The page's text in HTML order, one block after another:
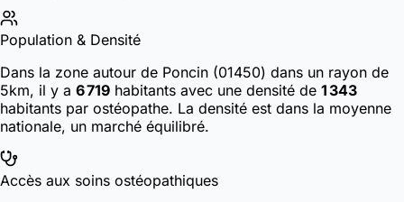
Population & Densité
Dans la zone autour de Poncin (01450) dans un rayon de
5km, il y a 6 719 habitants avec une densité de 1 343
habitants par ostéopathe. La densité est dans la moyenne
nationale, un marché équilibré.
Accès aux soins ostéopathiques